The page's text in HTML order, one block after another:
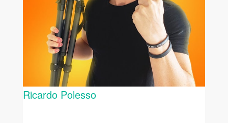
Ricardo Polesso